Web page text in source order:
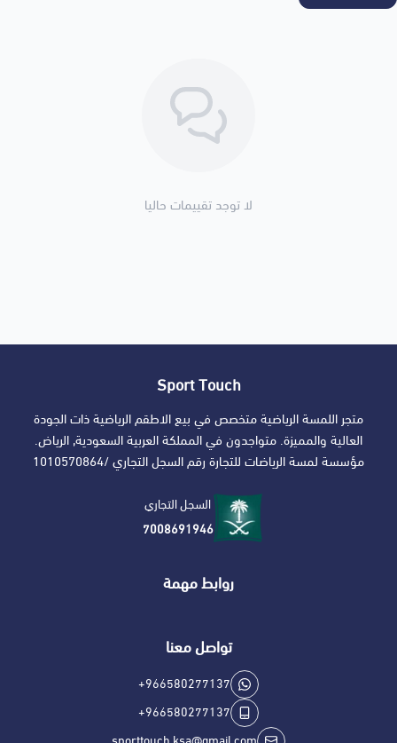
لا توجد تقييمات حاليا
Sport Touch
متجر اللمسة الرياضية متخصص في بيع الاطقم الرياضية ذات الجودة
العالية والمميزة. متواجدون في المملكة العربية السعودية, الرياض.
مؤسسة لمسة الرياضات للتجارة رقم السجل التجاري /1010570864
السجل التجاري
7008691946
روابط مهمة
تواصل معنا
+966580277137
+966580277137